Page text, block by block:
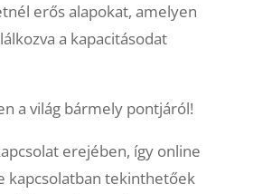
erős alapokat, amelyen
a kapacitásodat
a világ bármely pontjáról!
erejében, így online
kapcsolatban tekinthetőek